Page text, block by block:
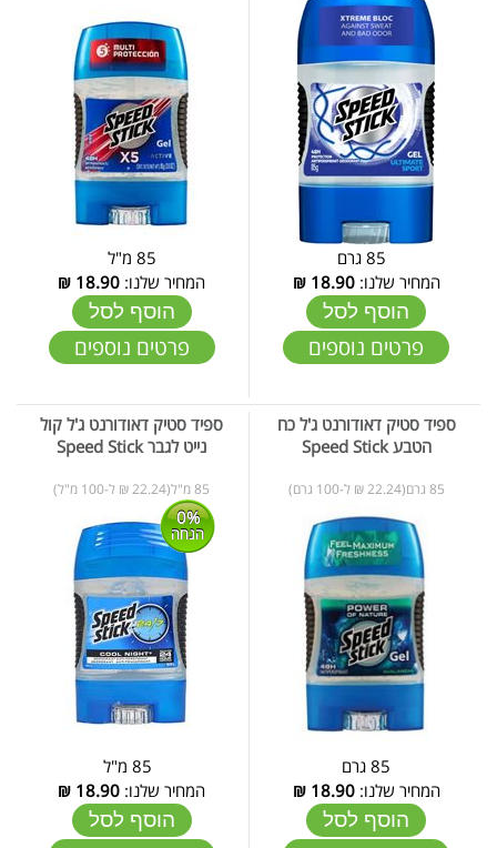
המחיר שלנו:18.90
₪
הוסף לסל
פרטים נוספים
85 מ"ל
המחיר שלנו: 18.90
₪
הוסף לסל
פרטים נוספים
ספיד סטיק דאודורנט ג'ל כח
הטבע Speed Stick
85 גרם(22.24 ₪ ל-100 גרם)
85 גרם
המחיר שלנו:18.90
₪
הוסף לסל
ספיד סטיק דאודורנט ג'ל קול
נייט לגבר Speed Stick
85 מ"ל(22.24 ₪ ל-100 מ"ל)
0%
הנחה
המחיר שלנו: 18.90
₪
הוסף לסל